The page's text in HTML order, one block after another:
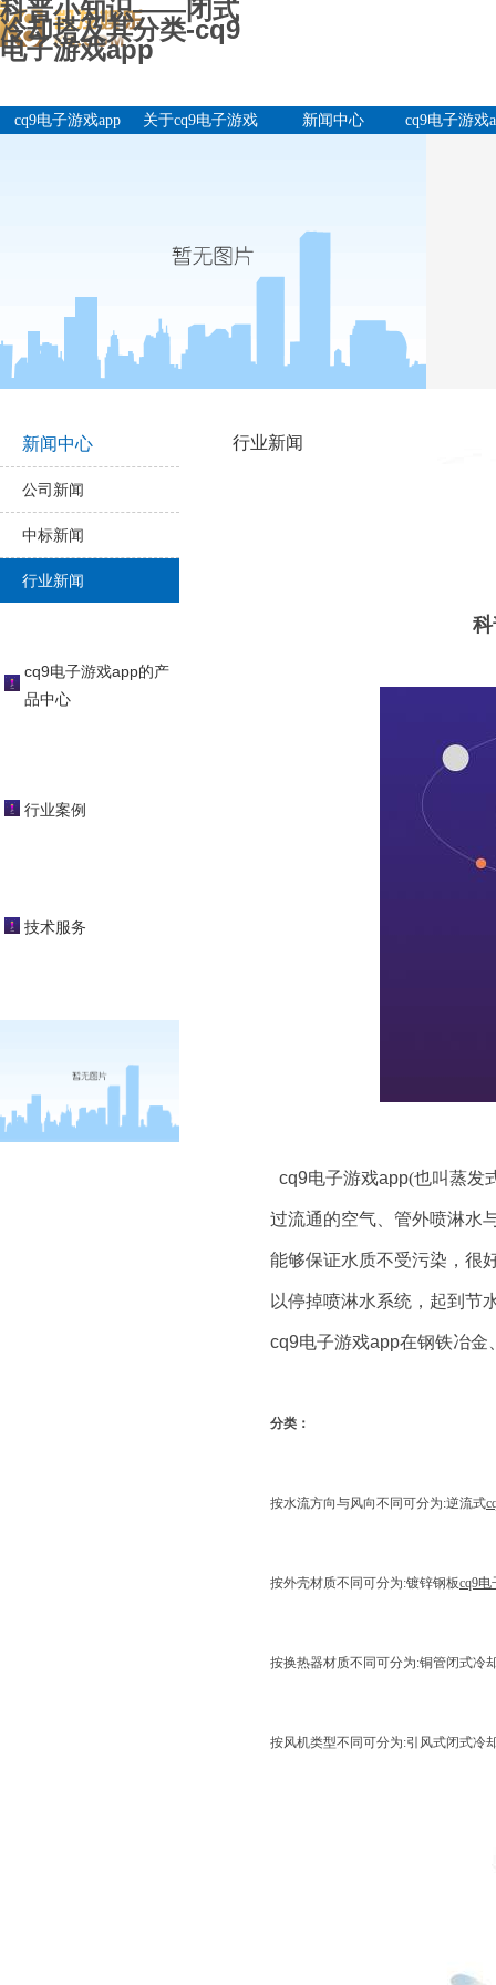
科普小知识——闭式
冷却塔及其分类-cq9
电子游戏app
cq9电子游戏app
关于cq9电子游戏
新闻中心
cq9电子游戏
新闻中心
公司新闻
中标新闻
行业新闻
cq9电子游戏app的产
品中心
行业案例
技术服务
行业新闻
cq9电子游戏app(也叫蒸发
过流通的空气、管外喷淋水
能够保证水质不受污染，很
以停掉喷淋水系统，起到节
cq9电子游戏app在钢铁冶金
分类：
按水流方向与风向不同可分为:逆流式
按外壳材质不同可分为:镀锌钢板cq9电
按换热器材质不同可分为:铜管闭式冷
按风机类型不同可分为:引风式闭式冷